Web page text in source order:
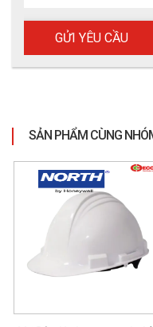
4. Ứng dụng
Dương N30
4.1 Môi trường sử
- Công trường xây dựng
- Nhà máy, xưởng sản
SẢN PHẨM CÙNG